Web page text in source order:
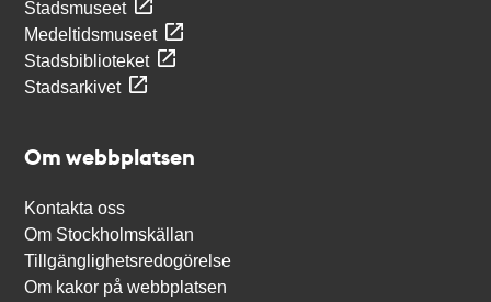
Stadsmuseet
Medeltidsmuseet
Stadsbiblioteket
Stadsarkivet
Om webbplatsen
Kontakta oss
Om Stockholmskällan
Tillgänglighetsredogörelse
Om kakor på webbplatsen